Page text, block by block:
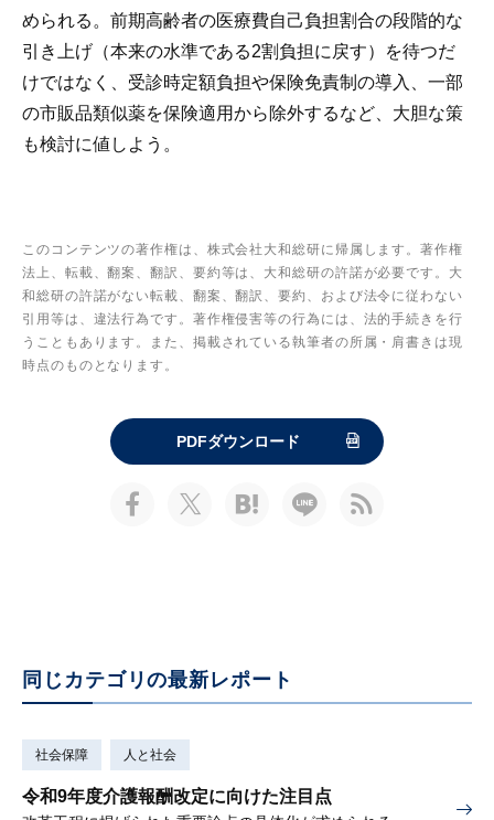
められる。前期高齢者の医療費自己負担割合の段階的な
引き上げ（本来の水準である2割負担に戻す）を待つだ
けではなく、受診時定額負担や保険免責制の導入、一部
の市販品類似薬を保険適用から除外するなど、大胆な策
も検討に値しよう。
このコンテンツの著作権は、株式会社大和総研に帰属します。著作権
法上、転載、翻案、翻訳、要約等は、大和総研の許諾が必要です。大
和総研の許諾がない転載、翻案、翻訳、要約、および法令に従わない
引用等は、違法行為です。著作権侵害等の行為には、法的手続きを行
うこともあります。また、掲載されている執筆者の所属・肩書きは現
時点のものとなります。
PDFダウンロード
同じカテゴリの最新レポート
社会保障 人と社会
令和9年度介護報酬改定に向けた注目点